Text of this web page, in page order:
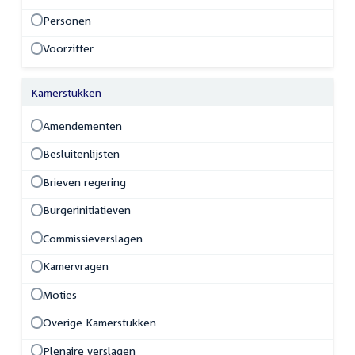
Personen
Voorzitter
Kamerstukken
Amendementen
Besluitenlijsten
Brieven regering
Burgerinitiatieven
Commissieverslagen
Kamervragen
Moties
Overige Kamerstukken
Plenaire verslagen